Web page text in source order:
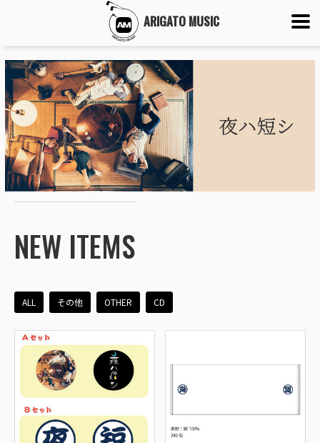
ARIGATO MUSIC
NEW ITEMS
ALL その他 OTHER CD